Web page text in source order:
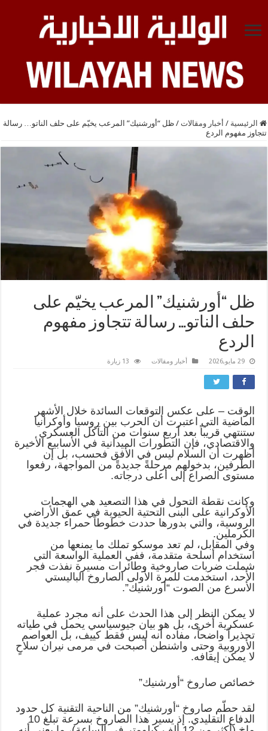
الرئيسية / أخبار ومقالات / ظل “أورشنيك” المرعب يخيّم على حلف الناتو… رسالة
تتجاوز مفهوم الردع
ظل “أورشنيك” المرعب يخيّم على
حلف الناتو… رسالة تتجاوز مفهوم
الردع
29 مايو,2026 أخبار ومقالات 13 زيارة
الوقت – على عكس التوقعات السائدة خلال الأشهر
الماضية التي اعتبرت أن الحرب بين روسيا وأوكرانيا
ستنتهي قريباً بعد أربع سنوات من التآكل العسكري
والاقتصادي، فإن التطورات الميدانية في الأسابيع الأخيرة
أظهرت أن السلام ليس في الأفق فحسب، بل إن
الطرفين، بدخولهم مرحلةً جديدةً من المواجهة، رفعوا
مستوى الصراع إلى أعلى درجاته.
وكانت نقطة التحول في هذا التصعيد هي الهجمات
الأوكرانية على البنى التحتية الحيوية في عمق الأراضي
الروسية، والتي بدورها حددت خطوطاً حمراء جديدة في
الكرملين.
وفي المقابل، لم تعد موسكو تملك ما يمنعها من
استخدام أسلحة متقدمة، ففي العملية الواسعة التي
شملت ضربات صاروخية وطائرات مسيرة نفذت فجر
الأحد، استخدمت للمرة الأولى الصاروخ الباليستي
الأسرع من الصوت “أورشنيك”.
لا يمكن النظر إلى هذا الحدث على أنه مجرد عملية
عسكرية أخرى، بل هو بيان جيوسياسي يحمل في طياته
تحذيراً واضحاً، مفاده أنه ليس فقط كييف، بل العواصم
الأوروبية وحتى واشنطن أصبحت في مرمى نيران سلاحٍ
لا يمكن إيقافه.
خصائص صاروخ “أورشنيك”
لقد حطّم صاروخ “أورشنيك” من الناحية التقنية كل حدود
الدفاع التقليدي. إذ يسير هذا الصاروخ بسرعة تبلغ 10